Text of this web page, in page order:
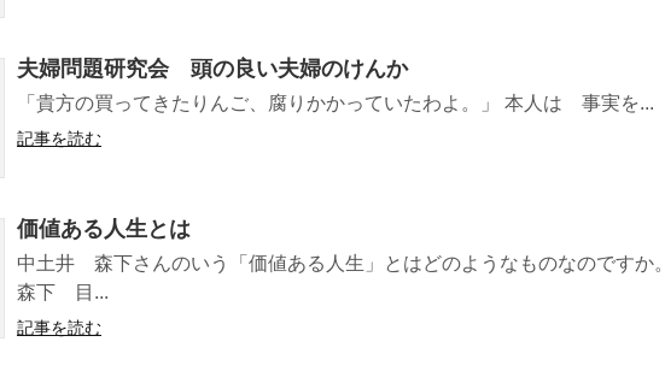
夫婦問題研究会 頭の良い夫婦のけんか
「貴方の買ってきたりんご、腐りかかっていたわよ。」 本人は 事実を...
記事を読む
価値ある人生とは
中土井 森下さんのいう「価値ある人生」とはどのようなものなのですか。
森下 目...
記事を読む